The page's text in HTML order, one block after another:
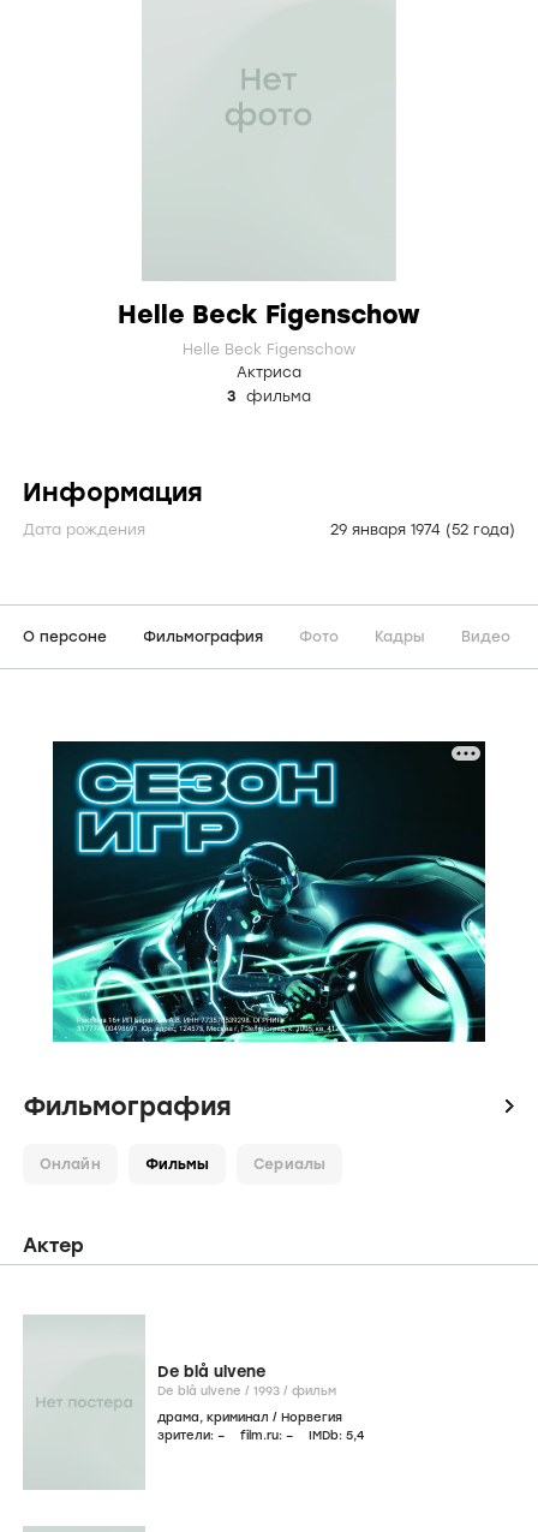
Helle Beck Figenschow
Helle Beck Figenschow
Актриса
3
фильма
Информация
Дата рождения 29 января 1974 (52 года)
О персоне Фильмография Фото Кадры Видео
Фильмография icon
Онлайн Фильмы Сериалы
Актер
De blå ulvene
De blå ulvene / 1993 / фильм
драма, криминал / Норвегия
зрители: – film.ru: – IMDb: 5,4